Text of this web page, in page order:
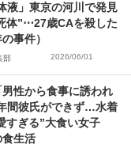
液」東京の河川で発見
体”⋯27歳CAを殺した
事件）
部 2026/06/01
男性から食事に誘われ
間彼氏ができず…水着
すぎる”大食い女子
食生活